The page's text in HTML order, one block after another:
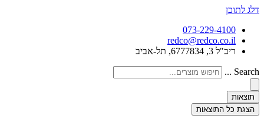
דלג לתוכן
073-229-4100
redco@redco.co.il
ריב"ל 3, 6777834, תל-אביב
Search ...
תוצאות
הצגת כל התוצאות